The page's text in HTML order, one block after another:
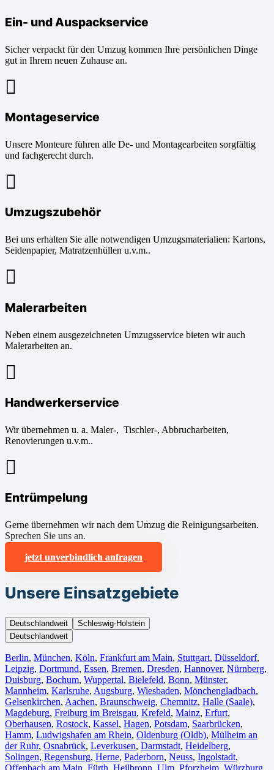
Ein- und Auspackservice
Sicher verpackt für den Umzug kommen Ihre persönlichen Dinge
gut in Ihrem neuen Zuhause an.
Montageservice
Unsere Monteure führen alle De- und Montagearbeiten sorgfältig
und fachgerecht durch.
Umzugszubehör
Bei uns erhalten Sie alle notwendigen Umzugsmaterialien: Kartons,
Seidenpapier, Matratzenhüllen u.v.m..
Malerarbeiten
Neben einem ausgezeichneten Umzugsservice bieten wir auch
Malerarbeiten an.
Handwerkerservice
Wir übernehmen u. a. Maler-, Tischler-, Abbrucharbeiten,
Renovierungen u.v.m..
Entrümpelung
Gerne übernehmen wir nach dem Umzug die Reinigungsarbeiten.
Sprechen Sie uns an.
jetzt unverbindlich anfragen
Unsere Einsatzgebiete
Deutschlandweit
Schleswig-Holstein
Deutschlandweit
Berlin⁠, München, Köln⁠, Frankfurt am Main, Stuttgart, Düsseldorf,
Leipzig, Dortmund, Essen, Bremen, Dresden, Hannover, Nürnberg,
Duisburg⁠, Bochum, Wuppertal⁠, Bielefeld⁠, Bonn⁠, Münster⁠,
Mannheim, Karlsruhe, Augsburg, Wiesbaden⁠, Mönchengladbach⁠,
Gelsenkirchen⁠, Aachen⁠, Braunschweig, Chemnitz⁠, Halle (Saale)⁠,
Magdeburg, Freiburg im Breisgau⁠, Krefeld⁠, Mainz⁠, Erfurt,
Oberhausen⁠, Rostock⁠, Kassel⁠, Hagen, Potsdam, Saarbrücken⁠,
Hamm, Ludwigshafen am Rhein⁠, Oldenburg (Oldb), Mülheim an
der Ruhr, Osnabrück⁠, Leverkusen, Darmstadt⁠, Heidelberg,
Solingen, Regensburg, Herne⁠, Paderborn, Neuss, Ingolstadt,
Offenbach am Main, Fürth⁠, Heilbronn, Ulm⁠, Pforzheim, Würzburg,